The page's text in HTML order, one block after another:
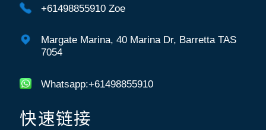
+61498855910 Zoe
Margate Marina, 40 Marina Dr, Barretta TAS
7054
Whatsapp:+61498855910
快速链接